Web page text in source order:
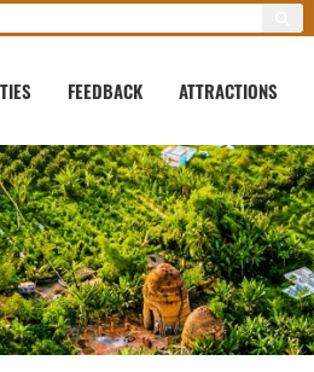
FEEDBACK ATTRACTIONS